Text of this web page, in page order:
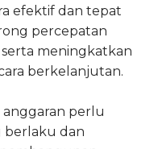
efektif dan tepat
percepatan
meningkatkan
berkelanjutan.
anggaran perlu
berlaku dan